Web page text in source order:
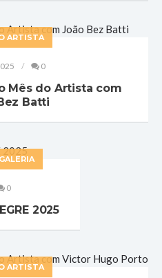
ARTISTA
0
Mês do Artista com
Batti
0
2025
ARTISTA